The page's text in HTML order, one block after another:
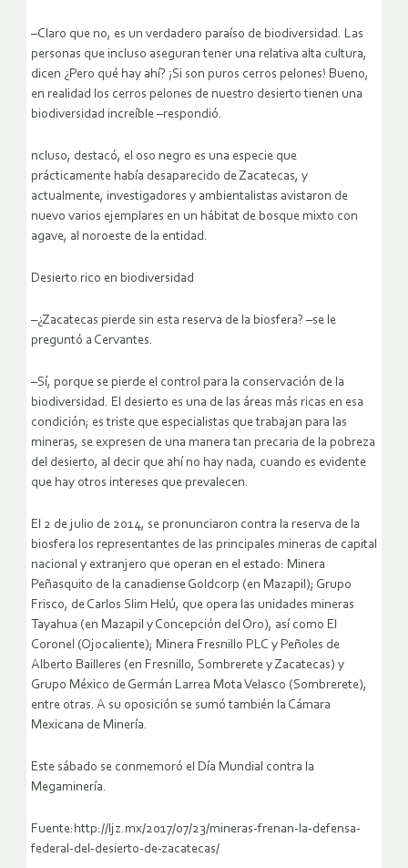
–Claro que no, es un verdadero paraíso de biodiversidad. Las
personas que incluso aseguran tener una relativa alta cultura,
dicen ¿Pero qué hay ahí? ¡Si son puros cerros pelones! Bueno,
en realidad los cerros pelones de nuestro desierto tienen una
biodiversidad increíble –respondió.
ncluso, destacó, el oso negro es una especie que
prácticamente había desaparecido de Zacatecas, y
actualmente, investigadores y ambientalistas avistaron de
nuevo varios ejemplares en un hábitat de bosque mixto con
agave, al noroeste de la entidad.
Desierto rico en biodiversidad
–¿Zacatecas pierde sin esta reserva de la biosfera? –se le
preguntó a Cervantes.
–Sí, porque se pierde el control para la conservación de la
biodiversidad. El desierto es una de las áreas más ricas en esa
condición; es triste que especialistas que trabajan para las
mineras, se expresen de una manera tan precaria de la pobreza
del desierto, al decir que ahí no hay nada, cuando es evidente
que hay otros intereses que prevalecen.
El 2 de julio de 2014, se pronunciaron contra la reserva de la
biosfera los representantes de las principales mineras de capital
nacional y extranjero que operan en el estado: Minera
Peñasquito de la canadiense Goldcorp (en Mazapil); Grupo
Frisco, de Carlos Slim Helú, que opera las unidades mineras
Tayahua (en Mazapil y Concepción del Oro), así como El
Coronel (Ojocaliente); Minera Fresnillo PLC y Peñoles de
Alberto Bailleres (en Fresnillo, Sombrerete y Zacatecas) y
Grupo México de Germán Larrea Mota Velasco (Sombrerete),
entre otras. A su oposición se sumó también la Cámara
Mexicana de Minería.
Este sábado se conmemoró el Día Mundial contra la
Megaminería.
Fuente:http://ljz.mx/2017/07/23/mineras-frenan-la-defensa-
federal-del-desierto-de-zacatecas/